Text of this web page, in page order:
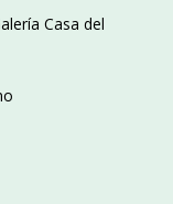
Casa del